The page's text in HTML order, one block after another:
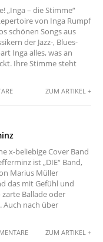
„Inga – die Stimme“
von Inga Rumpf
schönen Songs aus
der Jazz-, Blues-
Inga alles, was an
Ihre Stimme steht
ZUM ARTIKEL +
x-beliebige Cover Band
ist „DIE“ Band,
Marius Müller
das mit Gefühl und
Ballade oder
nach über
ZUM ARTIKEL +